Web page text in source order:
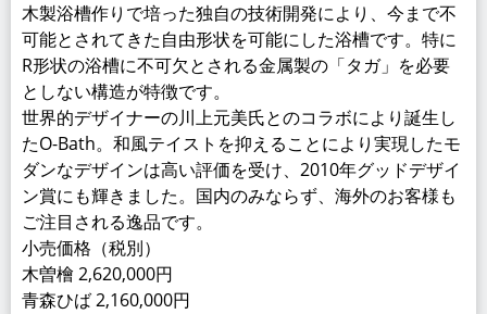
木製浴槽作りで培った独自の技術開発により、今まで不
可能とされてきた自由形状を可能にした浴槽です。特に
R形状の浴槽に不可欠とされる金属製の「タガ」を必要
としない構造が特徴です。
世界的デザイナーの川上元美氏とのコラボにより誕生し
たO-Bath。和風テイストを抑えることにより実現したモ
ダンなデザインは高い評価を受け、2010年グッドデザイ
ン賞にも輝きました。国内のみならず、海外のお客様も
ご注目される逸品です。
小売価格（税別）
木曽檜 2,620,000円
青森ひば 2,160,000円